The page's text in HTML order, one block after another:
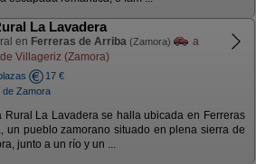
La Lavadera
en Ferreras de Arriba (Zamora)
a
de Villageriz (Zamora)
17 €
de Zamora
Rural La Lavadera se halla ubicada en Ferreras
un pueblo zamorano situado en plena sierra de
junto a un río y un ...